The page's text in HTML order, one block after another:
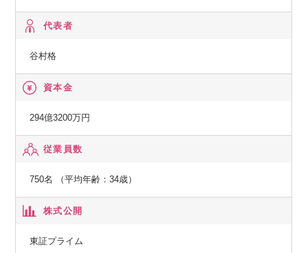
代表者
谷村格
資本金
294億3200万円
従業員数
750名 （平均年齢：34歳）
株式公開
東証プライム